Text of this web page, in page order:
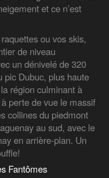
et ce n’est
ou vos skis,
de niveau
un dénivelé de 320
pic Dubuc, plus haute
région culminant à
perte de vue le massif
collines du piedmont
au sud, avec le
en arrière-plan. Un
Fantômes